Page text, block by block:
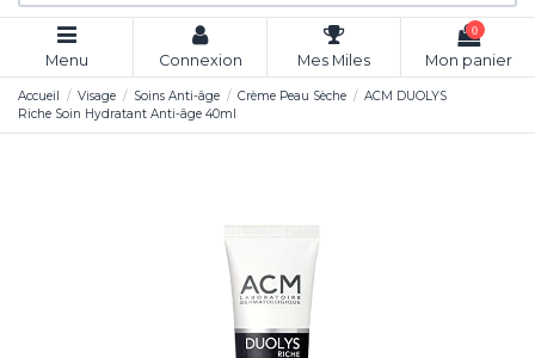
Menu Connexion Mes Miles
0
Mon panier
Accueil Visage Soins Anti-âge Crème Peau Sèche
ACM DUOLYS
Riche Soin Hydratant Anti-âge 40ml